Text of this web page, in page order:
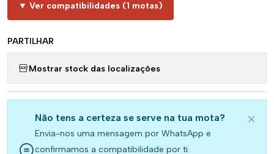
▼ Ver compatibilidades (1 motas)
PARTILHAR
Mostrar stock das localizações
Não tens a certeza se serve na tua mota?
Envia-nos uma mensagem por WhatsApp e
confirmamos a compatibilidade por ti.